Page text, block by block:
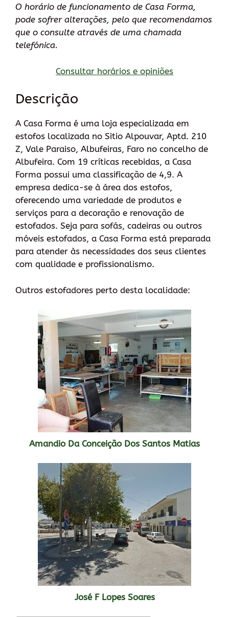
O horário de funcionamento de Casa Forma,
pode sofrer alterações, pelo que recomendamos
que o consulte através de uma chamada
telefónica.
Consultar horários e opiniões
Descrição
A Casa Forma é uma loja especializada em
estofos localizada no Sitio Alpouvar, Aptd. 210
Z, Vale Paraiso, Albufeiras, Faro no concelho de
Albufeira. Com 19 críticas recebidas, a Casa
Forma possui uma classificação de 4,9. A
empresa dedica-se à área dos estofos,
oferecendo uma variedade de produtos e
serviços para a decoração e renovação de
estofados. Seja para sofás, cadeiras ou outros
móveis estofados, a Casa Forma está preparada
para atender às necessidades dos seus clientes
com qualidade e profissionalismo.
Outros estofadores perto desta localidade:
Amandio Da Conceição Dos Santos Matias
José F Lopes Soares